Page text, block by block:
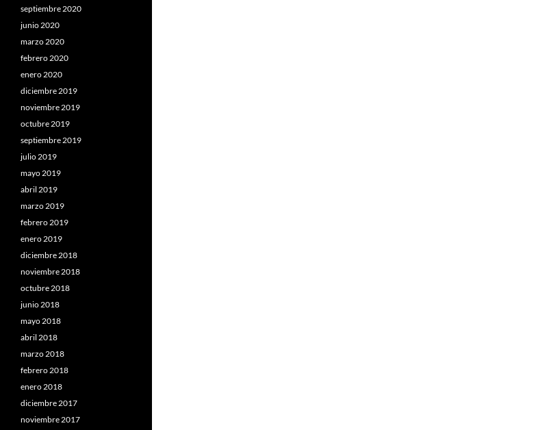
septiembre 2020
junio 2020
marzo 2020
febrero 2020
enero 2020
diciembre 2019
noviembre 2019
octubre 2019
septiembre 2019
julio 2019
mayo 2019
abril 2019
marzo 2019
febrero 2019
enero 2019
diciembre 2018
noviembre 2018
octubre 2018
junio 2018
mayo 2018
abril 2018
marzo 2018
febrero 2018
enero 2018
diciembre 2017
noviembre 2017